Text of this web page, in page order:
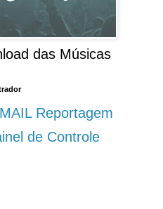
das Músicas
Reportagem
de Controle